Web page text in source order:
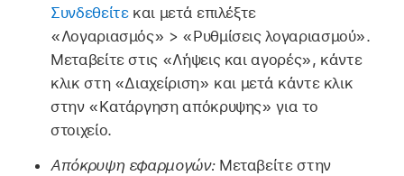
Συνδεθείτεκαι μετά επιλέξτε
«Λογαριασμός» > «Ρυθμίσεις λογαριασμού».
Μεταβείτε στις «Λήψεις και αγορές», κάντε
κλικ στη «Διαχείριση» και μετά κάντε κλικ
στην «Κατάργηση απόκρυψης» για το
στοιχείο.
Απόκρυψη εφαρμογών:Μεταβείτε στην